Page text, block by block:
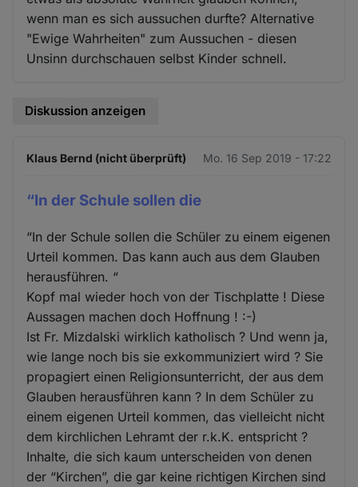
wenn man es sich aussuchen durfte? Alternative
"Ewige Wahrheiten" zum Aussuchen - diesen
Unsinn durchschauen selbst Kinder schnell.
Diskussion anzeigen
Klaus Bernd (nicht überprüft) Mo. 16 Sep 2019 - 17:22
“In der Schule sollen die
“In der Schule sollen die Schüler zu einem eigenen
Urteil kommen. Das kann auch aus dem Glauben
herausführen. “
Kopf mal wieder hoch von der Tischplatte ! Diese
Aussagen machen doch Hoffnung ! :-)
Ist Fr. Mizdalski wirklich katholisch ? Und wenn ja,
wie lange noch bis sie exkommuniziert wird ? Sie
propagiert einen Religionsunterricht, der aus dem
Glauben herausführen kann ? In dem Schüler zu
einem eigenen Urteil kommen, das vielleicht nicht
dem kirchlichen Lehramt der r.k.K. entspricht ?
Inhalte, die sich kaum unterscheiden von denen
der “Kirchen”, die gar keine richtigen Kirchen sind